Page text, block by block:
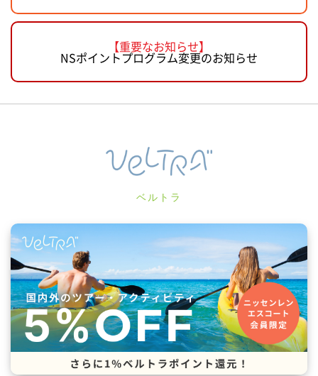
【重要なお知らせ】
NSポイントプログラム変更のお知らせ
ベルトラ